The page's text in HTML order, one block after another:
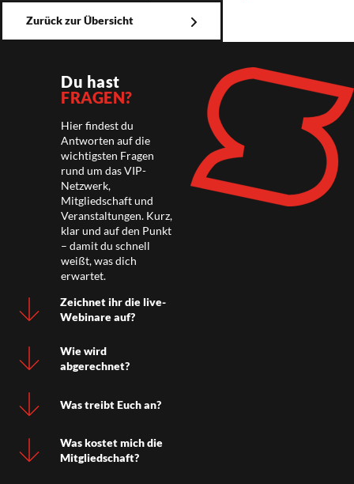
Zurück zur Übersicht
Du hast
FRAGEN?
Hier findest du
Antworten auf die
wichtigsten Fragen
rund um das VIP-
Netzwerk,
Mitgliedschaft und
Veranstaltungen. Kurz,
klar und auf den Punkt
– damit du schnell
weißt, was dich
erwartet.
Zeichnet ihr die live-
Webinare auf?
Wie wird
abgerechnet?
Was treibt Euch an?
Was kostet mich die
Mitgliedschaft?